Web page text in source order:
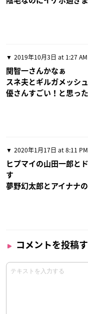
2019年10月3日 at 1:27 AM
関智一さんかなぁ
スネ夫とギルガメッシ
優さんすごい！と思った
2020年1月17日 at 8:11 PM
ヒプマイの山田一郎と
す
夢野幻太郎とアイナナ
コメントを投稿